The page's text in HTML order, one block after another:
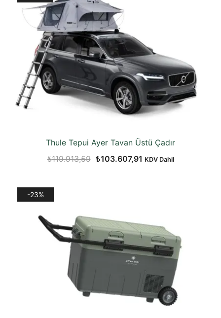
Thule Tepui Ayer Tavan Üstü Çadır
₺119.913,59 Orijinal
₺103.607,91 Şu
KDV Dahil
-23%